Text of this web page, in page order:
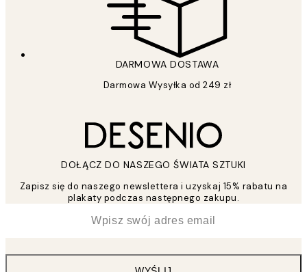
DARMOWA DOSTAWA
Darmowa Wysyłka od 249 zł
DOŁĄCZ DO NASZEGO ŚWIATA SZTUKI
Zapisz się do naszego newslettera i uzyskaj 15% rabatu na
plakaty podczas następnego zakupu.